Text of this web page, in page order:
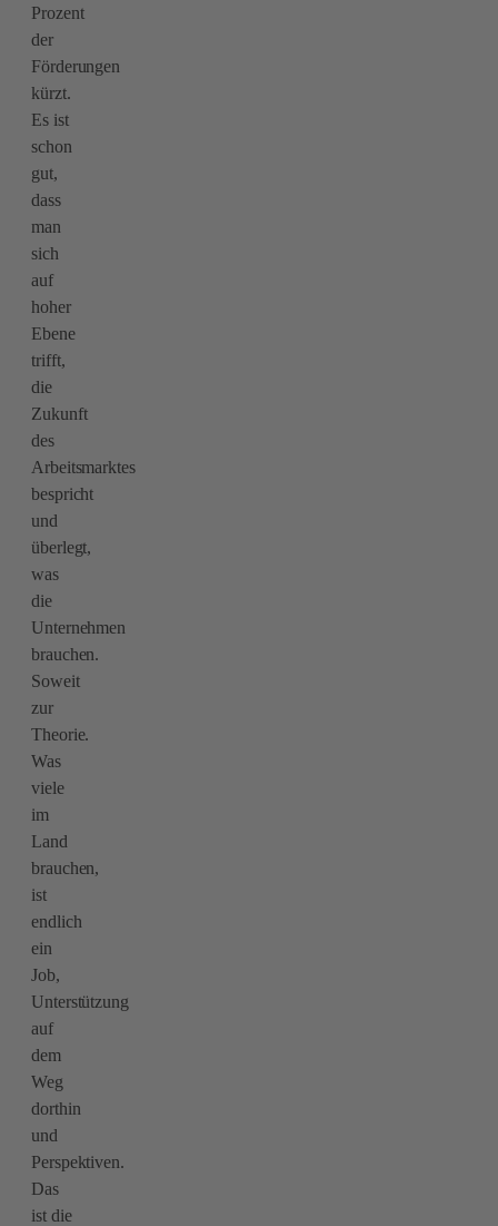
Prozent
der
Förderungen
kürzt.
Es ist
schon
gut,
dass
man
sich
auf
hoher
Ebene
trifft,
die
Zukunft
des
Arbeitsmarktes
bespricht
und
überlegt,
was
die
Unternehmen
brauchen.
Soweit
zur
Theorie.
Was
viele
im
Land
brauchen,
ist
endlich
ein
Job,
Unterstützung
auf
dem
Weg
dorthin
und
Perspektiven.
Das
ist die